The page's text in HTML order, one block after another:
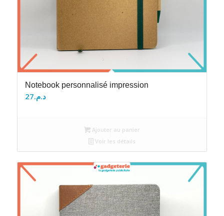
Notebook personnalisé impression
د.م.27
Ajouter au panier
Voir les détails